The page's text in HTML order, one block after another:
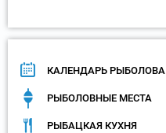
КАЛЕНДАРЬ РЫБОЛОВА
РЫБОЛОВНЫЕ МЕСТА
РЫБАЦКАЯ КУХНЯ